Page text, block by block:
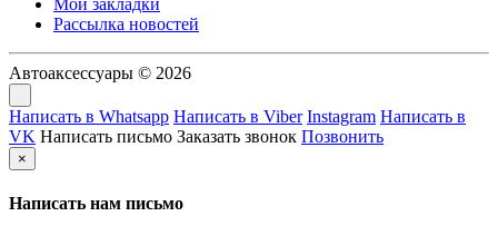
Рассылка новостей
Автоаксессуары © 2026
Написать в Whatsapp Написать в Viber Instagram Написать в
VK Написать письмо Заказать звонок Позвонить
×
Написать нам письмо